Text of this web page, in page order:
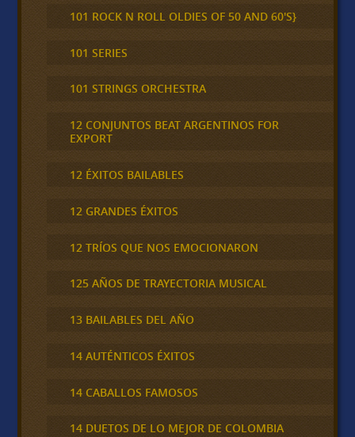
101 ROCK N ROLL OLDIES OF 50 AND 60'S}
101 SERIES
101 STRINGS ORCHESTRA
12 CONJUNTOS BEAT ARGENTINOS FOR
EXPORT
12 ÉXITOS BAILABLES
12 GRANDES ÉXITOS
12 TRÍOS QUE NOS EMOCIONARON
125 AÑOS DE TRAYECTORIA MUSICAL
13 BAILABLES DEL AÑO
14 AUTÉNTICOS ÉXITOS
14 CABALLOS FAMOSOS
14 DUETOS DE LO MEJOR DE COLOMBIA